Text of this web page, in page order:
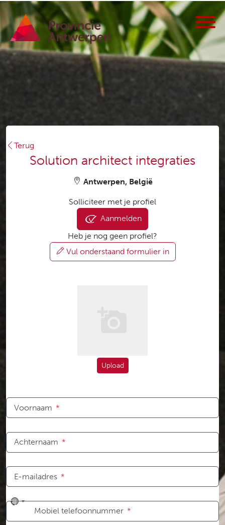
Terug
Solution architect integraties
Antwerpen, België
Solliciteer met je profiel
Aanmelden
Heb je nog geen profiel?
Vul onderstaand formulier in
Upload
Voornaam *
Achternaam *
E-mailadres *
No
countryMobiel telefoonnummer *